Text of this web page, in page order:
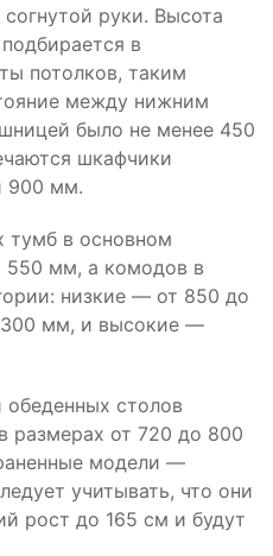
руки. Высота
в
потолков, таким
между нижним
было не менее 450
шкафчики
900 мм.
тумб в основном
550 мм, а комодов в
низкие — от 850 до
мм, и высокие —
столов
размерах от 720 до 800
модели —
учитывать, что они
рост до 165 см и будут